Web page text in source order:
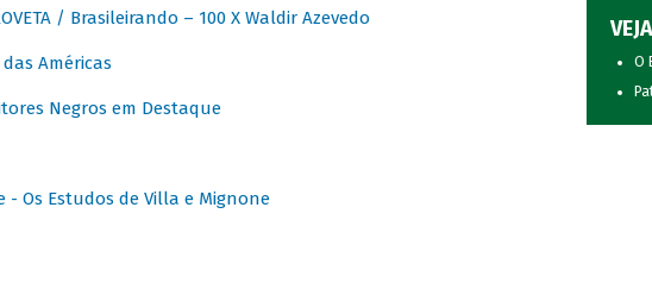
/ Brasileirando – 100 X Waldir Azevedo
Américas
Negros em Destaque
- Os Estudos de Villa e Mignone
O